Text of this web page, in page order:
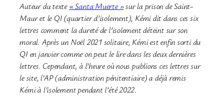
Auteur du texte« Santa Muerte »sur la prison de Saint-
Maur et le QI (quartier d’isolement), Kémi dit dans ces six
lettres comment la dureté de l’isolement déteint sur son
moral. Après un Noël 2021 solitaire, Kémi est enfin sorti du
QI en janvier comme on peut le lire dans les deux dernières
lettres. Cependant, à l’heure où nous publions ces lettres sur
le site, l’AP (administration pénitentiaire) a déjà remis
Kémi à l’isolement pendant l’été 2022.